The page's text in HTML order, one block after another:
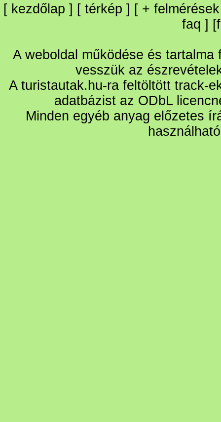
[ kezdőlap ] [ térkép ] [ + felmérések
faq ] [
A weboldal működése és
vesszük az
A turistautak.hu-ra feltöltött track-
adatbázist az ODbL
Minden egyéb anyag előzetes